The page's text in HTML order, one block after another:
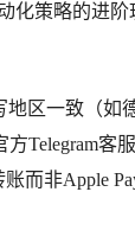
化策略的进阶
区一致（如
Telegram客
而非Apple